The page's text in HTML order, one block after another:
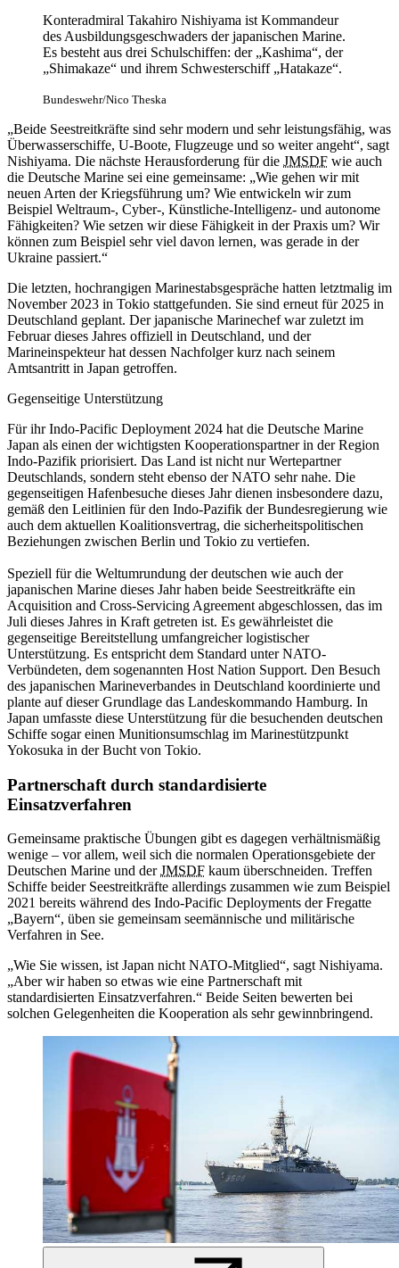
Konteradmiral Takahiro Nishiyama ist Kommandeur
des Ausbildungsgeschwaders der japanischen Marine.
Es besteht aus drei Schulschiffen: der „Kashima“, der
„Shimakaze“ und ihrem Schwesterschiff „Hatakaze“.
Bundeswehr/Nico Theska
„Beide Seestreitkräfte sind sehr modern und sehr leistungsfähig, was
Überwasserschiffe, U-Boote, Flugzeuge und so weiter angeht“, sagt
Nishiyama. Die nächste Herausforderung für die JMSDF wie auch
die Deutsche Marine sei eine gemeinsame: „Wie gehen wir mit
neuen Arten der Kriegsführung um? Wie entwickeln wir zum
Beispiel Weltraum-, Cyber-, Künstliche-Intelligenz- und autonome
Fähigkeiten? Wie setzen wir diese Fähigkeit in der Praxis um? Wir
können zum Beispiel sehr viel davon lernen, was gerade in der
Ukraine passiert.“
Die letzten, hochrangigen Marinestabsgespräche hatten letztmalig im
November 2023 in Tokio stattgefunden. Sie sind erneut für 2025 in
Deutschland geplant. Der japanische Marinechef war zuletzt im
Februar dieses Jahres offiziell in Deutschland, und der
Marineinspekteur hat dessen Nachfolger kurz nach seinem
Amtsantritt in Japan getroffen.
Gegenseitige Unterstützung
Für ihr Indo-Pacific Deployment 2024 hat die Deutsche Marine
Japan als einen der wichtigsten Kooperationspartner in der Region
Indo-Pazifik priorisiert. Das Land ist nicht nur Wertepartner
Deutschlands, sondern steht ebenso der NATO sehr nahe. Die
gegenseitigen Hafenbesuche dieses Jahr dienen insbesondere dazu,
gemäß den Leitlinien für den Indo-Pazifik der Bundesregierung wie
auch dem aktuellen Koalitionsvertrag, die sicherheitspolitischen
Beziehungen zwischen Berlin und Tokio zu vertiefen.
Speziell für die Weltumrundung der deutschen wie auch der
japanischen Marine dieses Jahr haben beide Seestreitkräfte ein
Acquisition and Cross-Servicing Agreement abgeschlossen, das im
Juli dieses Jahres in Kraft getreten ist. Es gewährleistet die
gegenseitige Bereitstellung umfangreicher logistischer
Unterstützung. Es entspricht dem Standard unter NATO-
Verbündeten, dem sogenannten Host Nation Support. Den Besuch
des japanischen Marineverbandes in Deutschland koordinierte und
plante auf dieser Grundlage das Landeskommando Hamburg. In
Japan umfasste diese Unterstützung für die besuchenden deutschen
Schiffe sogar einen Munitionsumschlag im Marinestützpunkt
Yokosuka in der Bucht von Tokio.
Partnerschaft durch standardisierte
Einsatzverfahren
Gemeinsame praktische Übungen gibt es dagegen verhältnismäßig
wenige – vor allem, weil sich die normalen Operationsgebiete der
Deutschen Marine und derJMSDF kaum überschneiden. Treffen
Schiffe beider Seestreitkräfte allerdings zusammen wie zum Beispiel
2021 bereits während des Indo-Pacific Deployments der Fregatte
„Bayern“, üben sie gemeinsam seemännische und militärische
Verfahren in See.
„Wie Sie wissen, ist Japan nicht NATO-Mitglied“, sagt Nishiyama.
„Aber wir haben so etwas wie eine Partnerschaft mit
standardisierten Einsatzverfahren.“ Beide Seiten bewerten bei
solchen Gelegenheiten die Kooperation als sehr gewinnbringend.